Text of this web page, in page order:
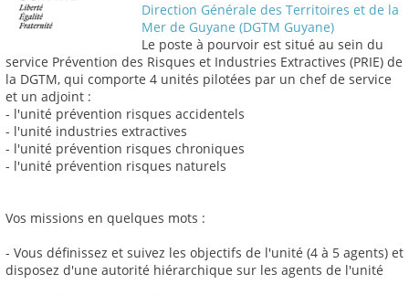
Direction Générale des Territoires et de la
Mer de Guyane (DGTM Guyane)
Le poste à pourvoir est situé au sein du
service Prévention des Risques et Industries Extractives (PRIE) de
la DGTM, qui comporte 4 unités pilotées par un chef de service
et un adjoint :
- l'unité prévention risques accidentels
- l'unité industries extractives
- l'unité prévention risques chroniques
- l'unité prévention risques naturels
Vos missions en quelques mots :
- Vous définissez et suivez les objectifs de l'unité (4 à 5 agents) et
disposez d'une autorité hiérarchique sur les agents de l'unité